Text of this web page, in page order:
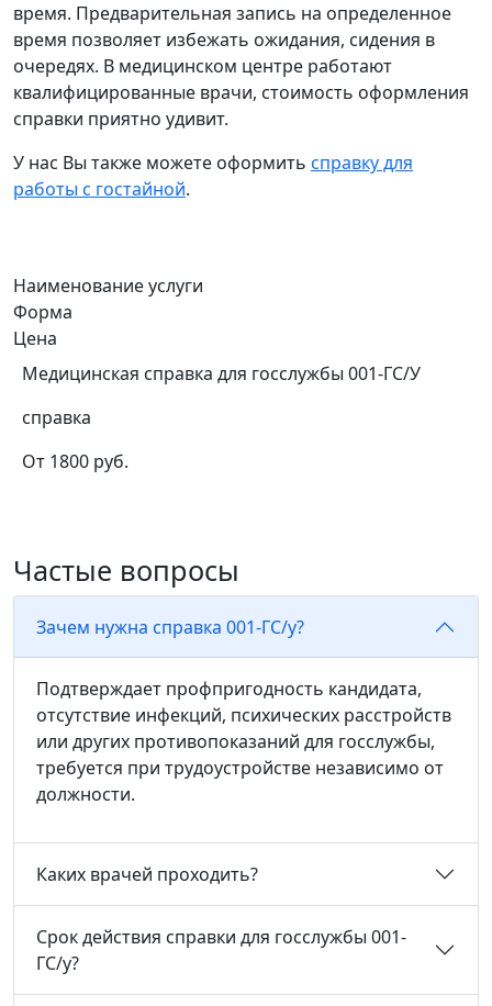
время. Предварительная запись на определенное
время позволяет избежать ожидания, сидения в
очередях. В медицинском центре работают
квалифицированные врачи, стоимость оформления
справки приятно удивит.
У нас Вы также можете оформить справку для
работы с гостайной.
Наименование услуги
Форма
Цена
Медицинская справка для госслужбы 001-ГС/У
справка
От 1800 руб.
Частые вопросы
Зачем нужна справка 001-ГС/у?
Подтверждает профпригодность кандидата,
отсутствие инфекций, психических расстройств
или других противопоказаний для госслужбы,
требуется при трудоустройстве независимо от
должности.
Каких врачей проходить?
Срок действия справки для госслужбы 001-
ГС/у?